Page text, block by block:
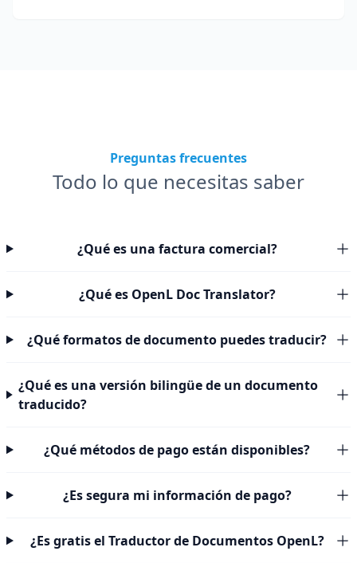
Preguntas frecuentes
Todo lo que necesitas saber
¿Qué es una factura comercial?
¿Qué es OpenL Doc Translator?
¿Qué formatos de documento puedes traducir?
¿Qué es una versión bilingüe de un documento
traducido?
¿Qué métodos de pago están disponibles?
¿Es segura mi información de pago?
¿Es gratis el Traductor de Documentos OpenL?